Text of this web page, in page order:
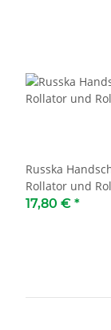
Russka
Rollator und
17,80 € *